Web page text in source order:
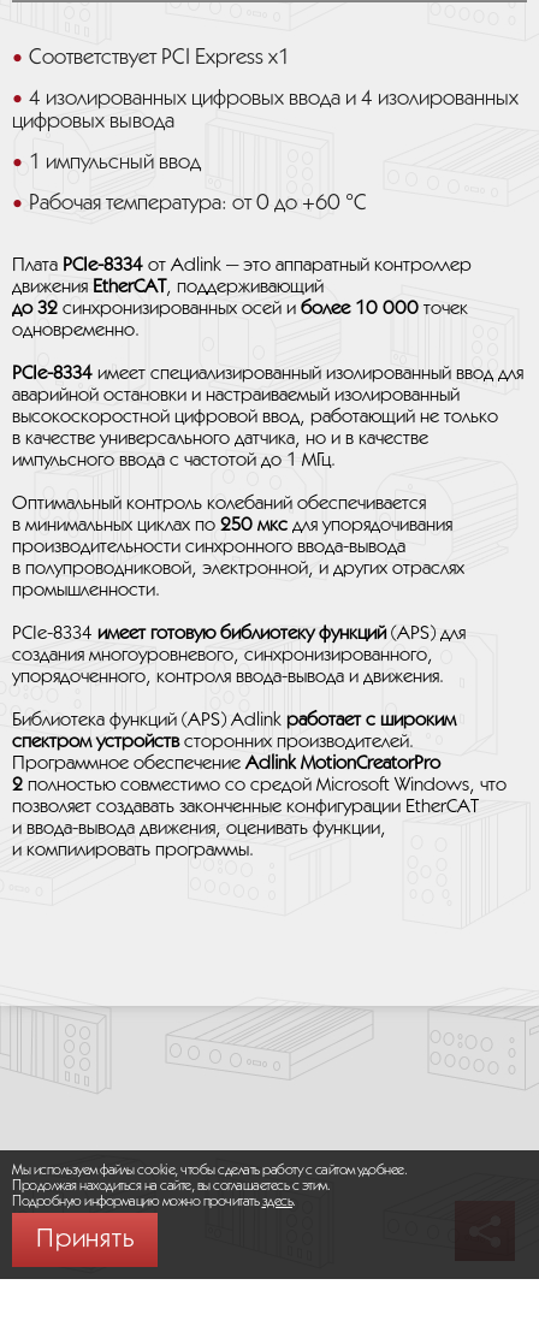
Соответствует PCI Express x1
4 изолированных цифровых ввода и 4 изолированных
цифровых вывода
1 импульсный ввод
Рабочая температура: от 0 до +60 °C
Плата PCIe-8334 от Adlink — это аппаратный контроллер
движения EtherCAT , поддерживающий
до 32 синхронизированных осей и более 10 000 точек
одновременно.
PCIe-8334 имеет специализированный изолированный ввод для
аварийной остановки и настраиваемый изолированный
высокоскоростной цифровой ввод, работающий не только
в качестве универсального датчика, но и в качестве
импульсного ввода с частотой до 1 МГц.
Оптимальный контроль колебаний обеспечивается
в минимальных циклах по 250 мкс для упорядочивания
производительности синхронного ввода-вывода
в полупроводниковой, электронной, и других отраслях
промышленности.
PCIe-8334 имеет готовую библиотеку функций(APS) для
создания многоуровневого, синхронизированного,
упорядоченного, контроля ввода-вывода и движения.
Библиотека функций (APS) Adlink работает с широким
спектром устройствсторонних производителей.
Программное обеспечениеAdlink MotionCreatorPro
2 полностью совместимо со средой Microsoft Windows, что
позволяет создавать законченные конфигурации EtherCAT
и ввода-вывода движения, оценивать функции,
и компилировать программы.
Мы используем файлы cookie, чтобы сделать работу с сайтом удобнее.
Продолжая находиться на сайте, вы соглашаетесь с этим.
Подробную информацию можно прочитатьздесь.
Принять